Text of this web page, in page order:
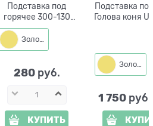
Подставка под
горячее 300-130
Листья монстеры
d=14 см
Золото
280 руб.
КУПИТЬ
Подставка
Голова коня
Золото
1 750